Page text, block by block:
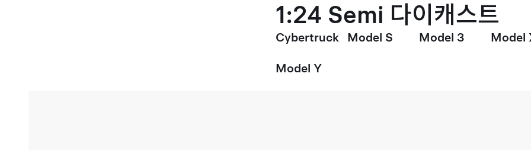
1:24 Semi 다이캐스트
Cybertruck Model S Model 3 Model
Model Y